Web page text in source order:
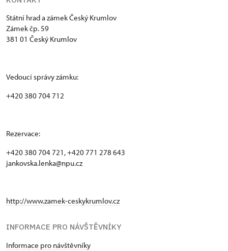
Státní hrad a zámek Český Krumlov
Zámek čp. 59
381 01 Český Krumlov
Vedoucí správy zámku:
+420 380 704 712
Rezervace:
+420 380 704 721, +420 771 278 643
jankovska.lenka@npu.cz
http://www.zamek-ceskykrumlov.cz
INFORMACE PRO NÁVŠTĚVNÍKY
Informace pro návštěvníky